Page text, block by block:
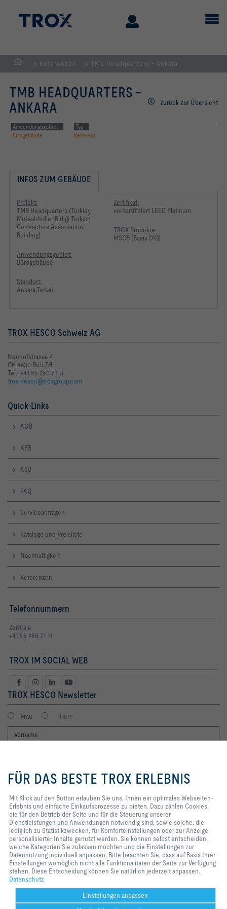
Home
Referenzen TMB Headquarters - Ankara
TMB HEADQUARTERS -
ANKARA
Zurück zur Übersicht
Anwendungsgebiet
Bürogebäude
Typ
Referenz
INFOS ZUM GEBÄUDE
Projekt:
TMB Headquarters (Türkiey
Müteahhidler Birliği Turkish
Contractors Association
Building)
Anwendungsgebiet:
Bürogebäude
Standort:
Ankara,Türkei
Zertifikat:
vorzertifiziert LEED Platinum
TROX-Produkte:
MSCB (Basis DID)
TROX HESCO Schweiz AG
Neuhofstrasse 4
CH-8630 Rüti ZH
Tel.: +41 55 250 71 11
trox-hesco@troxgroup.com
Quick-Links
AGB
AEB
ASB
FAQ
Serviceanfragen
Kataloge und Preisliste
Nachhaltigkeit
Referenzen
Telefonnummern
Zentrale
+41 55 250 71 11
TROX IM SOCIAL WEB
TROX HESCO Newsletter
Frau Herr
Ich möchte den Newsletter der TROX SE erhalten. Die Hinweise zum
Datenschutz habe ich gelesen. Selbstverständlich können Sie sich
jederzeit problemlos vom Newsletter wieder abmelden. Am Ende eines
jeden Newsletters finden Sie einen entsprechenden Abmeldelink.
Jetzt abonnieren
Home Kontakt
2026 © TROX HESCO Schweiz AG
Sie uns, Ihnen ein optimales
Webseiten-Erlebnis und einfache
zählen Cookies, die für den
Betrieb der Seite und für die
Steuerung unserer
Dienstleistungen und
Anwendungen notwendig sind,
sowie solche, die lediglich zu
Statistikzwecken, für
Komforteinstellungen oder zur
Anzeige personalisierter Inhalte
genutzt werden. Sie können selbst
Sie zulassen möchten und die
Einstellungen zur Datennutzung
individuell anpassen. Bitte
FÜR DAS BESTE TROX ERLEBNIS
Mit Klick auf den Button erlauben Sie uns, Ihnen ein optimales Webseiten-
Erlebnis und einfache Einkaufsprozesse zu bieten. Dazu zählen Cookies,
die für den Betrieb der Seite und für die Steuerung unserer
Dienstleistungen und Anwendungen notwendig sind, sowie solche, die
lediglich zu Statistikzwecken, für Komforteinstellungen oder zur Anzeige
personalisierter Inhalte genutzt werden. Sie können selbst entscheiden,
welche Kategorien Sie zulassen möchten und die Einstellungen zur
Datennutzung individuell anpassen. Bitte beachten Sie, dass auf Basis Ihrer
Einstellungen womöglich nicht alle Funktionalitäten der Seite zur Verfügung
stehen. Diese Entscheidung können Sie natürlich jederzeit anpassen.
Datenschutz
Einstellungen anpassen